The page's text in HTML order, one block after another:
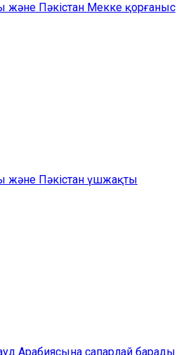
және Пәкістан Мекке қорғаныс
және Пәкістан үшжақты
Арабиясына сапарлай барады